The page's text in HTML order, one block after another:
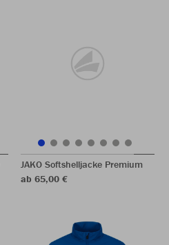
JAKO Softshelljacke Premium
ab 65,00 €